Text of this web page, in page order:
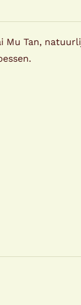
Mu Tan,